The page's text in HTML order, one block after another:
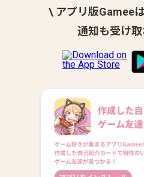
\ アプリ版Gamee
通知も受け